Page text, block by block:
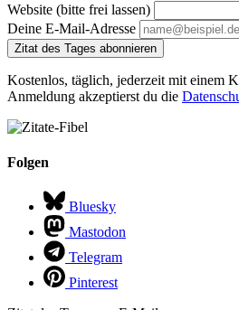
Website (bitte frei lassen)
Deine E-Mail-Adresse
Zitat des Tages abonnieren
Kostenlos, täglich, jederzeit mit einem
Anmeldung akzeptierst du die
Folgen
Bluesky
Mastodon
Telegram
Pinterest